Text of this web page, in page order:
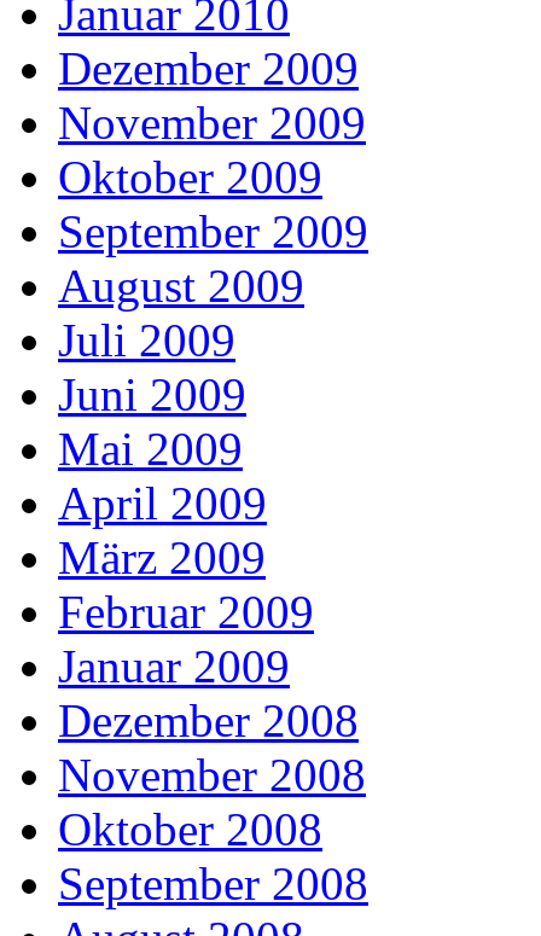
Januar 2010
Dezember 2009
November 2009
Oktober 2009
September 2009
August 2009
Juli 2009
Juni 2009
Mai 2009
April 2009
März 2009
Februar 2009
Januar 2009
Dezember 2008
November 2008
Oktober 2008
September 2008